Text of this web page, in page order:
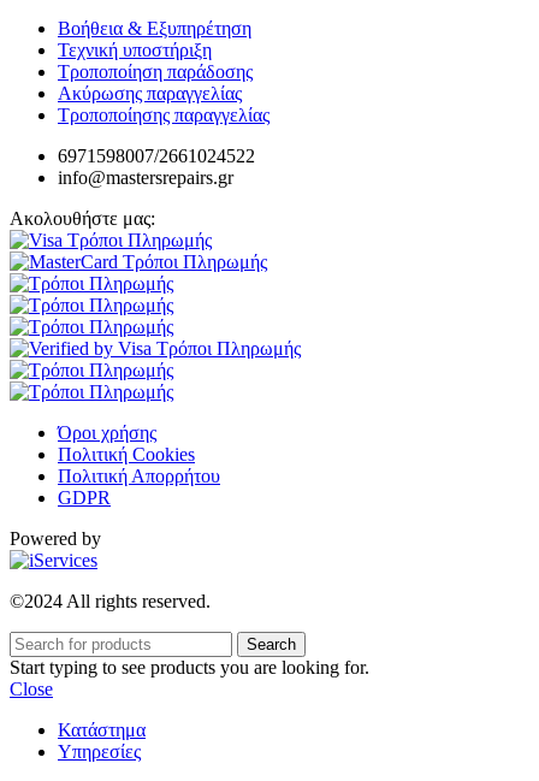
Βοήθεια & Εξυπηρέτηση
Τεχνική υποστήριξη
Τροποποίηση παράδοσης
Ακύρωσης παραγγελίας
Τροποποίησης παραγγελίας
6971598007/2661024522
info@mastersrepairs.gr
Ακολουθήστε μας:
Όροι χρήσης
Πολιτική Cookies
Πολιτική Απορρήτου
GDPR
Powered by
©2024 All rights reserved.
Search
Start typing to see products you are looking for.
Close
Κατάστημα
Υπηρεσίες